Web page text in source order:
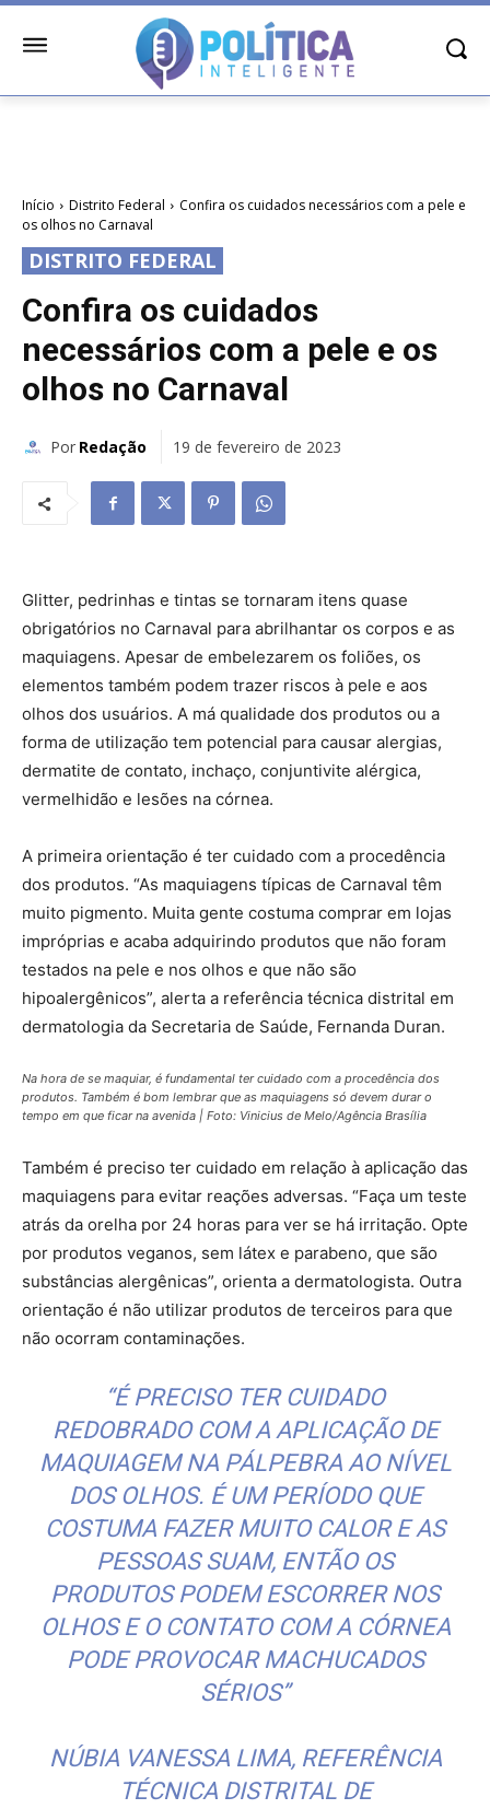
Início Distrito Federal
Confira os cuidados necessários com a pele e
os olhos no Carnaval
DISTRITO FEDERAL
Confira os cuidados
necessários com a pele e os
olhos no Carnaval
Por Redação 19 de fevereiro de 2023
Glitter, pedrinhas e tintas se tornaram itens quase
obrigatórios no Carnaval para abrilhantar os corpos e as
maquiagens. Apesar de embelezarem os foliões, os
elementos também podem trazer riscos à pele e aos
olhos dos usuários. A má qualidade dos produtos ou a
forma de utilização tem potencial para causar alergias,
dermatite de contato, inchaço, conjuntivite alérgica,
vermelhidão e lesões na córnea.
A primeira orientação é ter cuidado com a procedência
dos produtos. “As maquiagens típicas de Carnaval têm
muito pigmento. Muita gente costuma comprar em lojas
impróprias e acaba adquirindo produtos que não foram
testados na pele e nos olhos e que não são
hipoalergênicos”, alerta a referência técnica distrital em
dermatologia da Secretaria de Saúde, Fernanda Duran.
Na hora de se maquiar, é fundamental ter cuidado com a procedência dos
produtos. Também é bom lembrar que as maquiagens só devem durar o
tempo em que ficar na avenida | Foto: Vinicius de Melo/Agência Brasília
Também é preciso ter cuidado em relação à aplicação das
maquiagens para evitar reações adversas. “Faça um teste
atrás da orelha por 24 horas para ver se há irritação. Opte
por produtos veganos, sem látex e parabeno, que são
substâncias alergênicas”, orienta a dermatologista. Outra
orientação é não utilizar produtos de terceiros para que
não ocorram contaminações.
“É PRECISO TER CUIDADO
REDOBRADO COM A APLICAÇÃO DE
MAQUIAGEM NA PÁLPEBRA AO NÍVEL
DOS OLHOS. É UM PERÍODO QUE
COSTUMA FAZER MUITO CALOR E AS
PESSOAS SUAM, ENTÃO OS
PRODUTOS PODEM ESCORRER NOS
OLHOS E O CONTATO COM A CÓRNEA
PODE PROVOCAR MACHUCADOS
SÉRIOS”
NÚBIA VANESSA LIMA, REFERÊNCIA
TÉCNICA DISTRITAL DE